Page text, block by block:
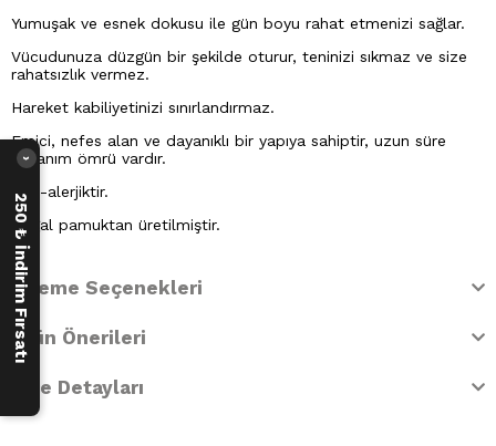
Yumuşak ve esnek dokusu ile gün boyu rahat etmenizi sağlar.
Vücudunuza düzgün bir şekilde oturur, teninizi sıkmaz ve size
rahatsızlık vermez.
Hareket kabiliyetinizi sınırlandırmaz.
Emici, nefes alan ve dayanıklı bir yapıya sahiptir, uzun süre
kullanım ömrü vardır.
Anti-alerjiktir.
Doğal pamuktan üretilmiştir.
Ödeme Seçenekleri
Ürün Önerileri
İade Detayları
250 ₺ İndirim Fırsatı
›